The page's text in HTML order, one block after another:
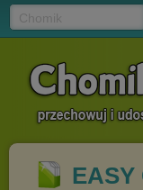
EASY